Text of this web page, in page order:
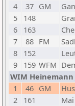
4
37 GM
5
148
6
163
7
88 FM
8
152
9
159 WFM
WIM Heinemann
1
46 GM
2
161